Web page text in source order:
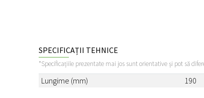
SPECIFICAȚII TEHNICE
*Specificațiile prezentate mai jos sunt orientative și pot să
Lungime (mm) 190